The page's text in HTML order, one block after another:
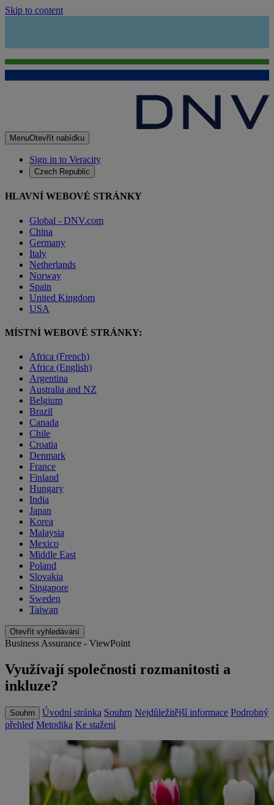
Skip to content
MenuOtevřít nabídku
Sign in to Veracity
Czech Republic
HLAVNÍ WEBOVÉ STRÁNKY
Global - DNV.com
China
Germany
Italy
Netherlands
Norway
Spain
United Kingdom
USA
MÍSTNÍ WEBOVÉ STRÁNKY:
Africa (French)
Africa (English)
Argentina
Australia and NZ
Belgium
Brazil
Canada
Chile
Croatia
Denmark
France
Finland
Hungary
India
Japan
Korea
Malaysia
Mexico
Middle East
Poland
Slovakia
Singapore
Sweden
Taiwan
Otevřít vyhledávání
Business Assurance - ViewPoint
Využívají společnosti rozmanitosti a
inkluze?
Souhrn Úvodní stránka Souhrn Nejdůležitější informace Podrobný
přehled Metodika Ke stažení